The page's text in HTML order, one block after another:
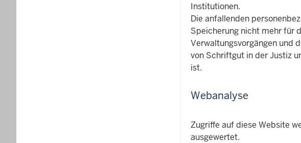
Institutionen.
Die anfallenden
Speicherung nicht mehr für
Verwaltungsvorgängen und
von Schriftgut in der Justiz
ist.
Webanalyse
Zugriffe auf diese Website
ausgewertet.